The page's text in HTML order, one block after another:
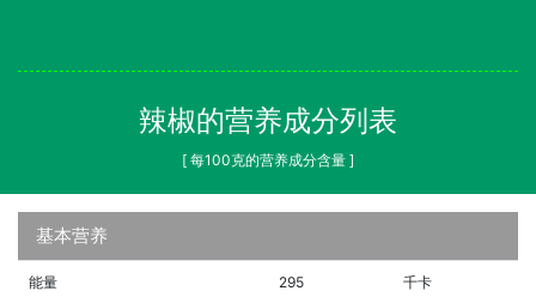
辣椒的营养成分列表
[ 每100克的营养成分含量 ]
基本营养
能量 295 千卡